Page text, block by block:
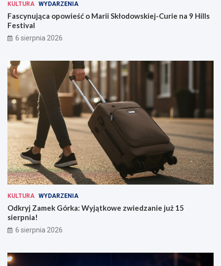
KULTURA WYDARZENIA
Fascynująca opowieść o Marii Skłodowskiej-Curie na 9 Hills
Festival
6 sierpnia 2026
KULTURA WYDARZENIA
Odkryj Zamek Górka: Wyjątkowe zwiedzanie już 15
sierpnia!
6 sierpnia 2026